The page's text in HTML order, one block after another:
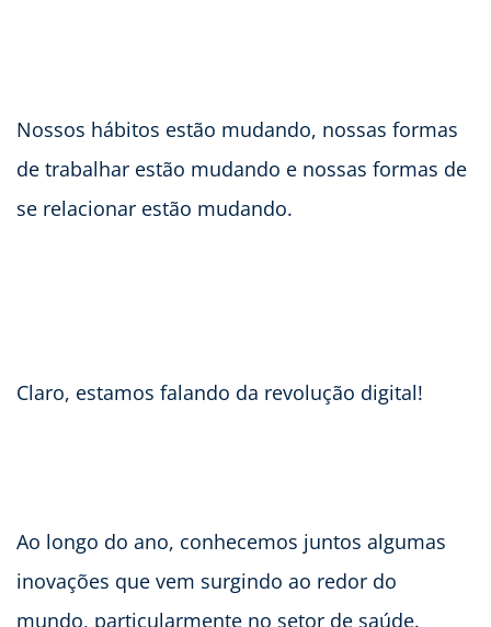
Nossos hábitos estão mudando, nossas formas
de trabalhar estão mudando e nossas formas de
se relacionar estão mudando.
Claro, estamos falando da revolução digital!
Ao longo do ano, conhecemos juntos algumas
inovações que vem surgindo ao redor do
mundo, particularmente no setor de saúde.